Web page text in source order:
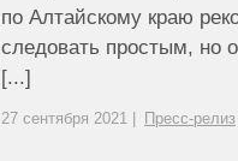
по Алтайскому краю
следовать простым, но
[...]
27 сентября 2021 | Пресс-релиз